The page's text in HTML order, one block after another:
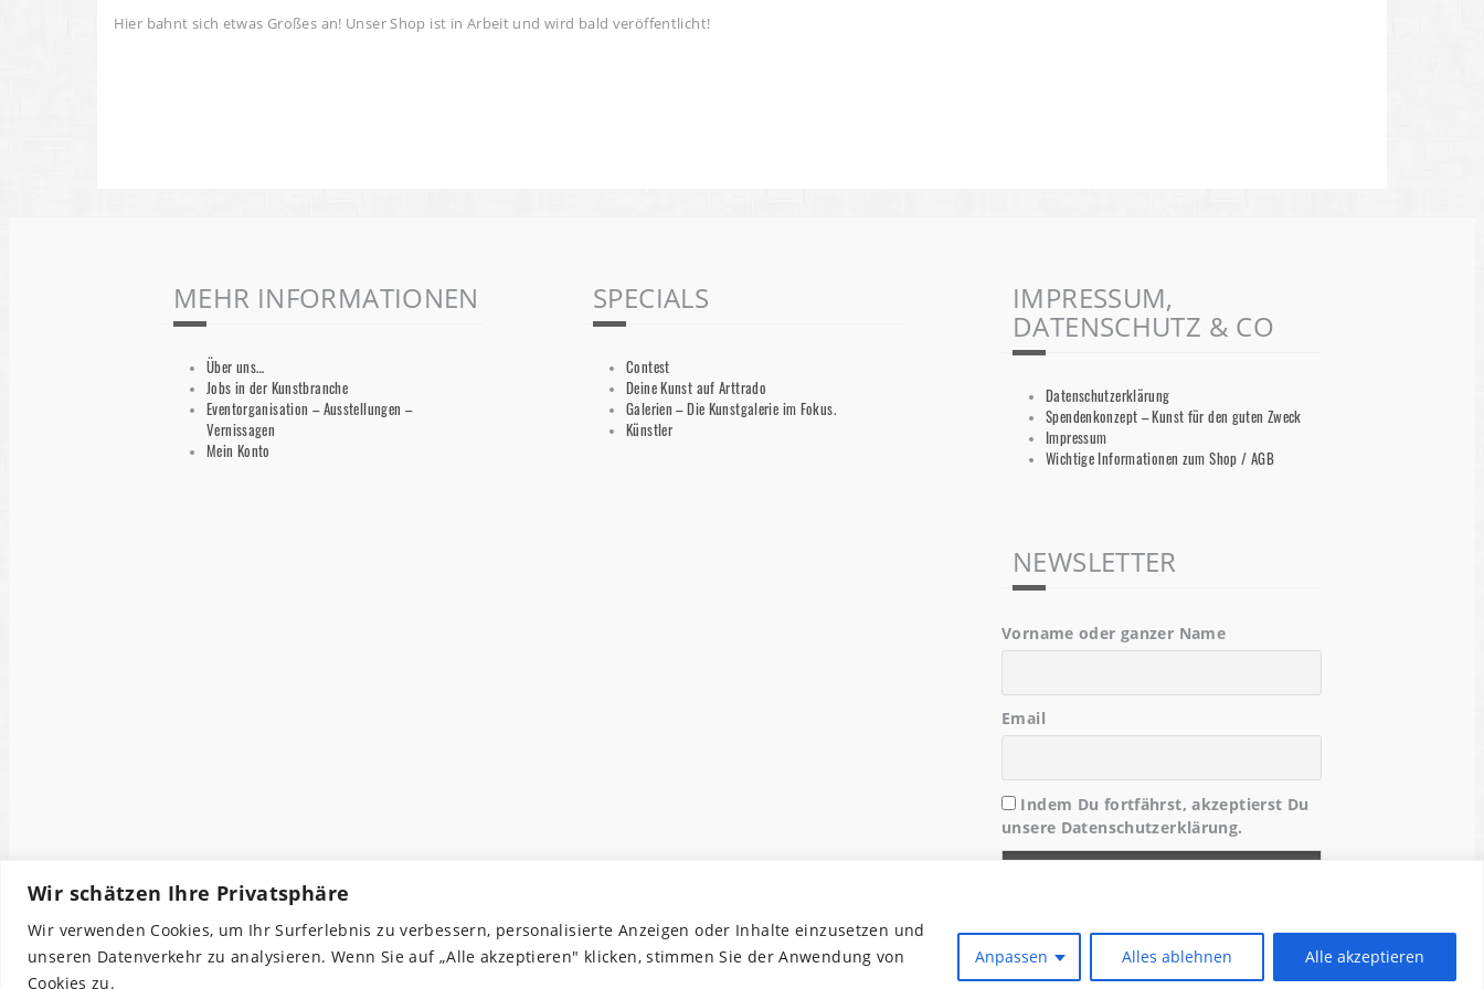
Wir schätzen Ihre Privatsphäre
Wir verwenden Cookies, um Ihr Surferlebnis zu verbessern, personalisierte Anzeigen oder Inhalte einzusetzen und
unseren Datenverkehr zu analysieren. Wenn Sie auf „Alle akzeptieren" klicken, stimmen Sie der Anwendung von
Cookies zu.
Anpassen Alles ablehnen Alle akzeptieren
Hier bahnt sich etwas Großes an! Unser Shop ist in Arbeit und wird bald veröffentlicht!
MEHR INFORMATIONEN
Über uns…
Jobs in der Kunstbranche
Eventorganisation – Ausstellungen –
Vernissagen
Mein Konto
SPECIALS
Contest
Deine Kunst auf Arttrado
Galerien – Die Kunstgalerie im Fokus.
Künstler
IMPRESSUM,
DATENSCHUTZ & CO
Datenschutzerklärung
Spendenkonzept – Kunst für den guten Zweck
Impressum
Wichtige Informationen zum Shop / AGB
NEWSLETTER
Vorname oder ganzer Name
Email
Indem Du fortfährst, akzeptierst Du
unsere Datenschutzerklärung.